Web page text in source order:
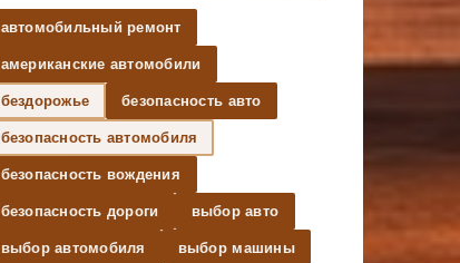
автомобильный ремонт
американские автомобили
бездорожье безопасность авто
безопасность автомобиля
безопасность вождения
безопасность дороги выбор авто
выбор автомобиля выбор машины